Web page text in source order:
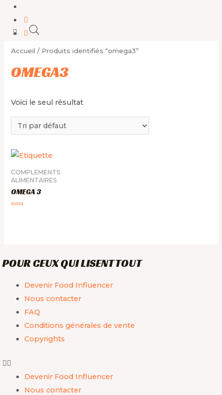
Accueil / Produits identifiés “omega3”
OMEGA3
Voici le seul résultat
COMPLEMENTS
ALIMENTAIRES
OMEGA 3
POUR CEUX QUI LISENT TOUT
Devenir Food Influencer
Nous contacter
FAQ
Conditions générales de vente
Copyrights
Devenir Food Influencer
Nous contacter